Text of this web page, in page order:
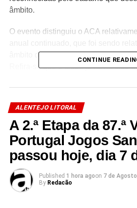
âmbito.
O evento distinguiu o ACA
âmbito do Plano Nacional de Ética
Refira-se que o clube já havia sido
bandeira da Ética foi, no presente
viabilizada.
O Município congratula-se com o
atividade e da postura deste nosso
os dirigentes e atletas.
#alcacerdosal #alentejo #alentejo
CONTINUE
ALENTEJO LITORAL
A 2.ª Etapa da 87.ª
Portugal Jogos
passou hoje, dia 7
Published 1 hora agoon 7 de
By Redacão